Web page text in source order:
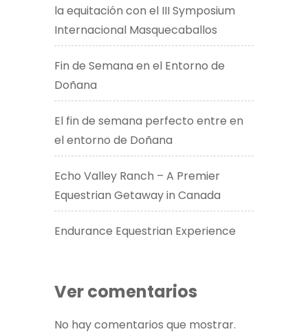
la equitación con el III Symposium
Internacional Masquecaballos
Fin de Semana en el Entorno de
Doñana
El fin de semana perfecto entre en
el entorno de Doñana
Echo Valley Ranch – A Premier
Equestrian Getaway in Canada​
Endurance Equestrian Experience
Ver comentarios
No hay comentarios que mostrar.